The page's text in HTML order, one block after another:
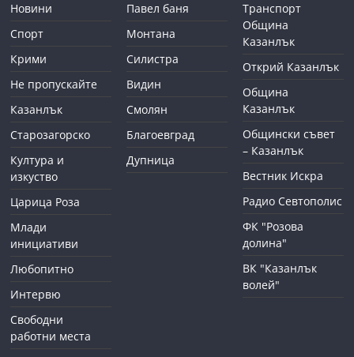
Новини
Спорт
Крими
Не пропускайте
Казанлък
Старозагорско
Култура и
изкуство
Царица Роза
Млади
инициативи
Любопитно
Интервю
Свободни
работни места
Павел баня
Монтана
Силистра
Видин
Смолян
Благоевград
Дупница
Транспорт
Община
Казанлък
Открий Казанлък
Община
Казанлък
Общински съвет
– Казанлък
Вестник Искра
Радио Севтополис
ФК "Розова
долина"
ВК "Казанлък
волей"